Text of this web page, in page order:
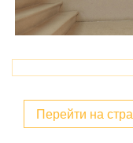
Перейти на